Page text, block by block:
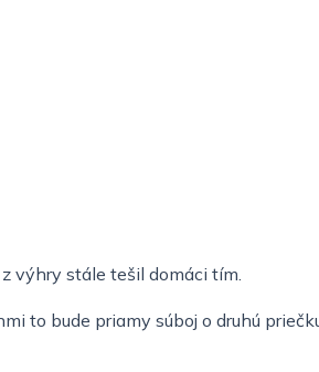
výhry stále tešil domáci tím.
to bude priamy súboj o druhú